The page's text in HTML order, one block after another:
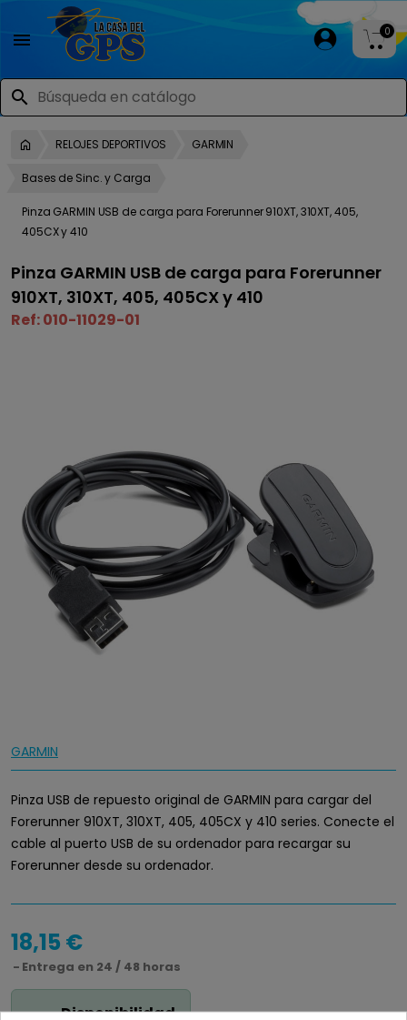

search
0
RELOJES DEPORTIVOS GARMIN
Bases de Sinc. y Carga
Pinza GARMIN USB de carga para Forerunner 910XT, 310XT, 405,
405CX y 410
Pinza GARMIN USB de carga para Forerunner
910XT, 310XT, 405, 405CX y 410
Ref:010-11029-01
GARMIN
Pinza USB de repuesto original de GARMIN para cargar del
Forerunner 910XT, 310XT, 405, 405CX y 410 series. Conecte el
cable al puerto USB de su ordenador para recargar su
Forerunner desde su ordenador.
18,15 €
Entrega en 24 / 48 horas
Disponibilidad